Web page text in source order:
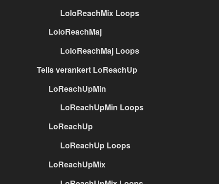
LoloReachMix Loops
LoloReachMaj
LoloReachMaj Loops
Teils verankert LoReachUp
LoReachUpMin
LoReachUpMin Loops
LoReachUp
LoReachUp Loops
LoReachUpMix